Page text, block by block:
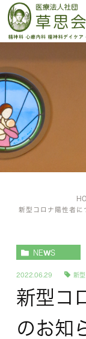
新型コロナ陽性者に
NEWS
2022.06.29 新
新型コ
のお知